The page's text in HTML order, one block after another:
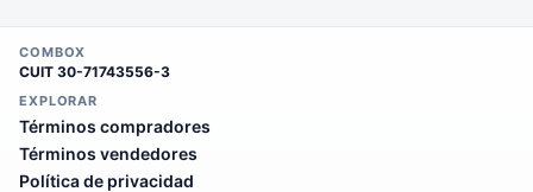
COMBOX
CUIT 30-71743556-3
EXPLORAR
Términos compradores
Términos vendedores
Política de privacidad